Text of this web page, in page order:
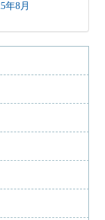
年8月
年6月
年4月
2月
12月
10月